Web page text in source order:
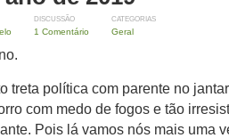
DISCUSSÃO
1 Comentário
CATEGORIAS
Geral
treta política com parente no
com medo de fogos e tão
Pois lá vamos nós mais uma